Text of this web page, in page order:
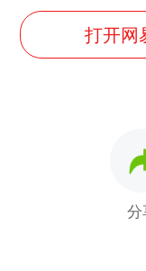
打开网
分